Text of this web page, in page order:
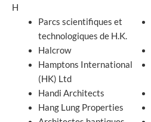
H
Parcs scientifiques et
technologiques de H.K.
Halcrow
Hamptons International
(HK) Ltd
Handi Architects
Hang Lung Properties